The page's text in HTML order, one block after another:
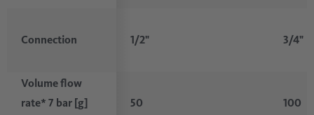
Connection
Volume flow
rate* 7 bar [g]
1/2"
50
3/4"
100